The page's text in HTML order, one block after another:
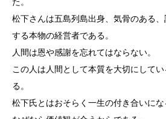
松下さんは五島列島出身、気骨のある
する本物の経営者である。
人間は恩や感謝を忘れてはならない。
この人は人間として本質を大切にして
る。
松下氏とはおそらく一生の付き合いにな